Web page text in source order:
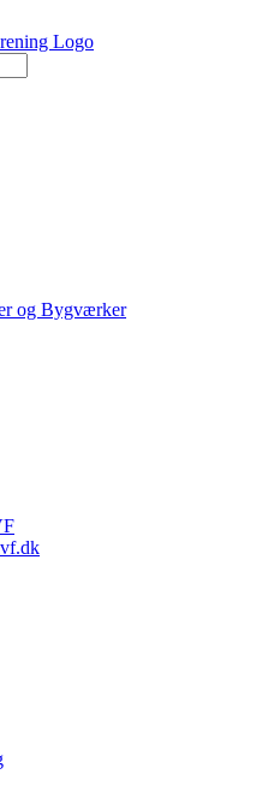
og Bygværker